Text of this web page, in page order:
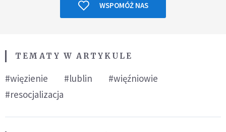
WSPOMÓŻ NAS
TEMATY W ARTYKULE
#więzienie #lublin
#więźniowie
#resocjalizacja